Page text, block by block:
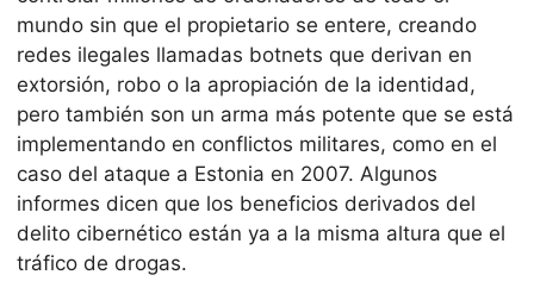
mundo sin que el propietario se entere, creando
redes ilegales llamadas botnets que derivan en
extorsión, robo o la apropiación de la identidad,
pero también son un arma más potente que se está
implementando en conflictos militares, como en el
caso del ataque a Estonia en 2007. Algunos
informes dicen que los beneficios derivados del
delito cibernético están ya a la misma altura que el
tráfico de drogas.